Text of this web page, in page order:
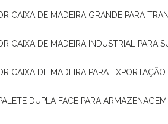
CAIXA DE MADEIRA GRANDE PARA
CAIXA DE MADEIRA INDUSTRIAL PARA
CAIXA DE MADEIRA PARA EXPORTAÇÃO
DUPLA FACE PARA